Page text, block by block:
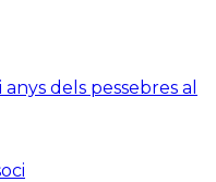
dels pessebres al